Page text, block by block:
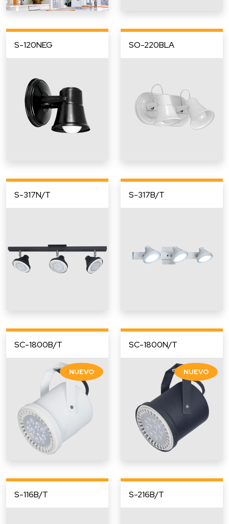
S-120NEG SO-220BLA
S-317N/T S-317B/T
SC-1800B/T SC-1800N/T
S-116B/T S-216B/T